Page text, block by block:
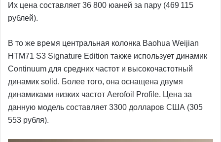
Их цена составляет 36 800 юаней за пару (469 115
рублей).
В то же время центральная колонка Baohua Weijian
HTM71 S3 Signature Edition также использует динамик
Continuum для средних частот и высокочастотный
динамик solid. Более того, она оснащена двумя
динамиками низких частот Aerofoil Profile. Цена за
данную модель составляет 3300 долларов США (305
553 рубля).